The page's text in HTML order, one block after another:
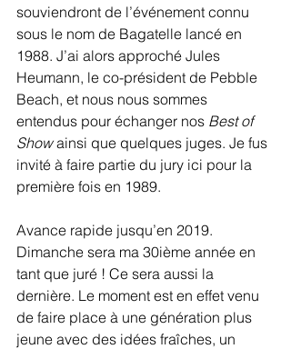
souviendront de l’événement connu
sous le nom de Bagatelle lancé en
1988. J’ai alors approché Jules
Heumann, le co-président de Pebble
Beach, et nous nous sommes
entendus pour échanger nos Best of
Show ainsi que quelques juges. Je fus
invité à faire partie du jury ici pour la
première fois en 1989.
Avance rapide jusqu’en 2019.
Dimanche sera ma 30ième année en
tant que juré ! Ce sera aussi la
dernière. Le moment est en effet venu
de faire place à une génération plus
jeune avec des idées fraîches, un